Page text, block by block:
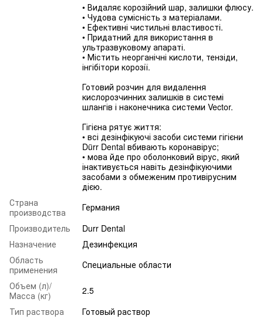
• Видаляє корозійний шар, залишки флюсу.
• Чудова сумісність з матеріалами.
• Ефективні чистильні властивості.
• Придатний для використання в
ультразвуковому апараті.
• Містить неорганічні кислоти, тензіди,
інгібітори корозії.
Готовий розчин для видалення
кислорозчинних залишків в системі
шлангів і наконечника системи Vector.
Гігієна рятує життя:
• всі дезінфікуючі засоби системи гігієни
Dürr Dental вбивають коронавірус;
• мова йде про оболонковий вірус, який
інактивується навіть дезінфікуючими
засобами з обмеженим противірусним
дією.
Страна
производства
Германия
Производитель
Durr Dental
Назначение
Дезинфекция
Область
применения
Специальные области
Объем (л)/
Масса (кг)
2.5
Тип раствора
Готовый раствор